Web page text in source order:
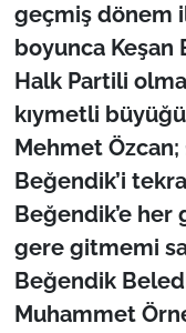
geçmiş dönem
boyunca
Halk Partili
kıymetli
Mehmet Özcan;
Beğendik’i
Beğendik’e
gere gitmemi
Beğendik
Muhammet